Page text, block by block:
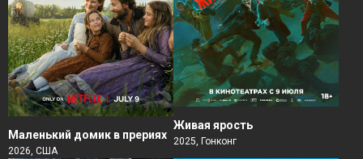
Маленький домик в прериях
2026, США
Живая ярость
2025, Гонконг